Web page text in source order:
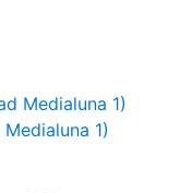
1)